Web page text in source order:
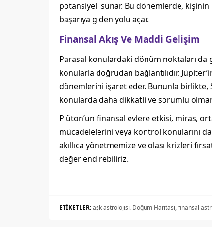
potansiyeli sunar. Bu dönemlerde,
başarıya giden yolu açar.
Finansal Akış Ve Maddi Gelişim
Parasal konulardaki dönüm noktaları da
konularla doğrudan bağlantılıdır.
dönemlerini işaret eder. Bununla birlikte,
konularda daha dikkatli ve sorumlu
Plüton’un finansal evlere etkisi, miras,
mücadelelerini veya kontrol konularını
akıllıca yönetmemize ve olası krizleri
değerlendirebiliriz.
ETİKETLER:aşk astrolojisi, Doğum Haritası,finansal